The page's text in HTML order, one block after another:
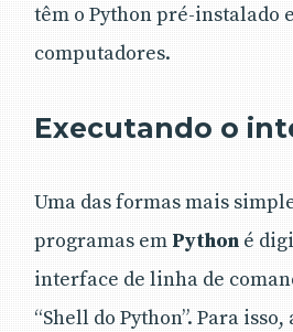
têm o Python pré-instalado
computadores.
Executando o
Uma das formas mais
programas em Python é
interface de linha de
“Shell do Python”. Para